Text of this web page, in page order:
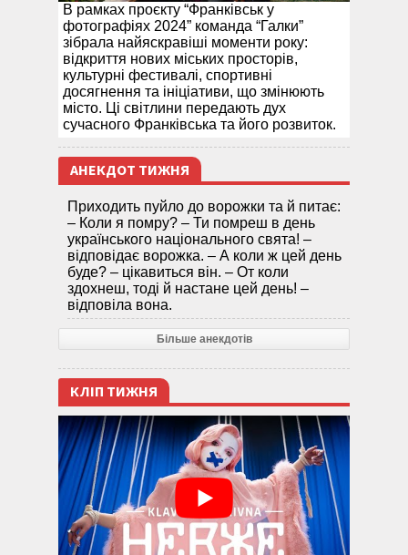
В рамках проєкту “Франківськ у
фотографіях 2024” команда “Галки”
зібрала найяскравіші моменти року:
відкриття нових міських просторів,
культурні фестивалі, спортивні
досягнення та ініціативи, що змінюють
місто. Ці світлини передають дух
сучасного Франківська та його розвиток.
АНЕКДОТ ТИЖНЯ
Приходить пуйло до ворожки та й питає:
– Коли я помру? – Ти помреш в день
українського національного свята! –
відповідає ворожка. – А коли ж цей день
буде? – цікавиться він. – От коли
здохнеш, тоді й настане цей день! –
відповіла вона.
Більше анекдотів
КЛІП ТИЖНЯ